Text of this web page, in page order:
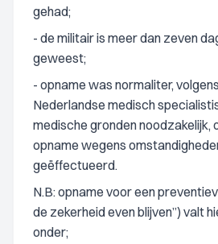
gehad;
- de militair is meer dan zeven
geweest;
- opname was normaliter,
Nederlandse medisch
medische gronden noodzakelijk,
opname wegens
geëffectueerd.
N.B: opname voor een
de zekerheid even blijven”) valt
onder;